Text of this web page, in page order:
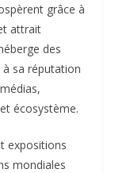
grâce à
attrait
des
sa réputation
écosystème.​
expositions
mondiales